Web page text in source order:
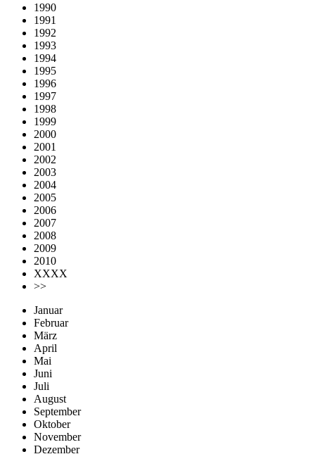
1990
1991
1992
1993
1994
1995
1996
1997
1998
1999
2000
2001
2002
2003
2004
2005
2006
2007
2008
2009
2010
XXXX
>>
Januar
Februar
März
April
Mai
Juni
Juli
August
September
Oktober
November
Dezember